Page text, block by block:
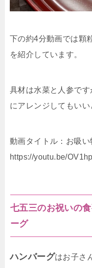
下の約4分動画では顆
を紹介しています。
具材は水菜と人参で
にアレンジしてもいい
動画タイトル：お吸
https://youtu.be/
七五三のお祝いの
ーグ
ハンバーグはお子さ